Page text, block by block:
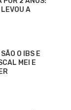
A
O IBS E
MEI E